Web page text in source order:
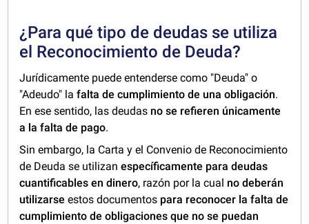
¿Para qué tipo de deudas se utiliza
el Reconocimiento de Deuda?
Jurídicamente puede entenderse como "Deuda" o
"Adeudo" lafalta de cumplimiento de una obligación.
En ese sentido, las deudas no se refieren únicamente
a la falta de pago.
Sin embargo, la Carta y el Convenio de Reconocimiento
de Deuda se utilizanespecíficamente para deudas
cuantificables en dinero, razón por la cual no deberán
utilizarse estos documentos para reconocer la falta de
cumplimiento de obligaciones que no se puedan